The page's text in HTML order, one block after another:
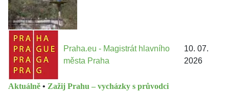
Praha.eu - Magistrát hlavního
města Praha
10. 07.
2026
Aktuálně • Zažij Prahu – vycházky s průvodci